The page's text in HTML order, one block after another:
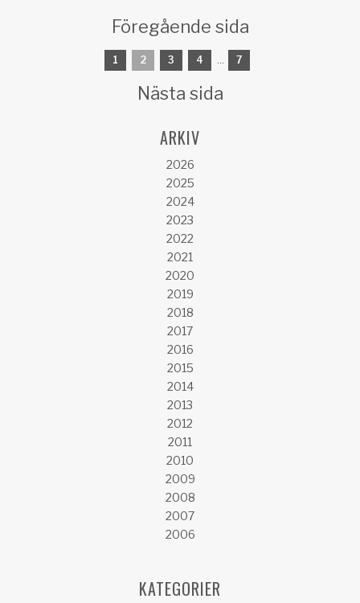
Föregående sida
1 2 3 4 7
Nästa sida
ARKIV
2026
2025
2024
2023
2022
2021
2020
2019
2018
2017
2016
2015
2014
2013
2012
2011
2010
2009
2008
2007
2006
KATEGORIER